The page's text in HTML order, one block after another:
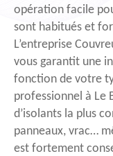
opération facile
sont habitués et
L’entreprise
vous garantit une
fonction de votre
professionnel à Le
d’isolants la plus
panneaux, vrac…
est fortement